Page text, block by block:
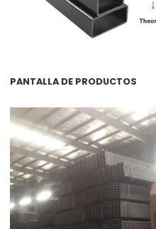
PANTALLA DE PRODUCTOS